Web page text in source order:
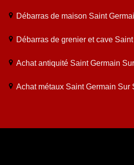
Débarras de maison Saint
Débarras de grenier et cave
Achat antiquité Saint Germain
Achat métaux Saint Germain Sur